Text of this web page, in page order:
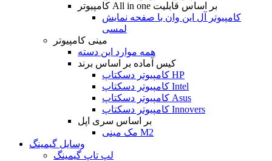
کامپیوتر All in one بر اساس قابلیت
کامپیوتر آل این وان با صفحه نمایش
لمسی
مینی کامپیوتر
همه موارد این دسته
کیس آماده بر اساس برند
کامپیوتر دسکتاپ HP
کامپیوتر دسکتاپ Intel
کامپیوتر دسکتاپ Asus
کامپیوتر دسکتاپ Innovers
بر اساس سری اپل
مک مینی M2
وسایل گیمینگ
لپ تاپ گیمینگ